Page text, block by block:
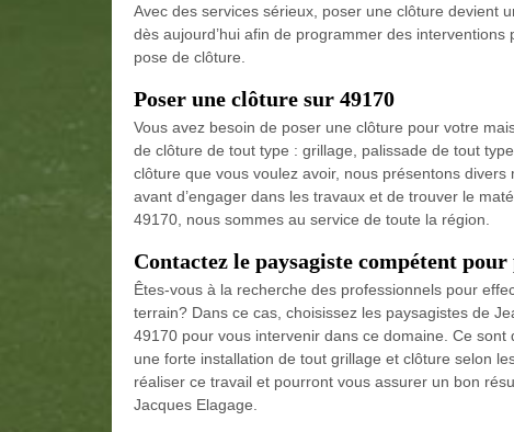
Avec des services sérieux, poser une clôture devient
dès aujourd’hui afin de programmer des
pose de clôture.
Poser une clôture sur 49170
Vous avez besoin de poser une clôture pour votre
de clôture de tout type : grillage, palissade de tout
clôture que vous voulez avoir, nous présentons
avant d’engager dans les travaux et de trouver le
49170, nous sommes au service de toute la région.
Contactez le paysagiste compétent
Êtes-vous à la recherche des professionnels pour
terrain? Dans ce cas, choisissez les paysagistes de
49170 pour vous intervenir dans ce domaine. Ce
une forte installation de tout grillage et clôture selon
réaliser ce travail et pourront vous assurer un bon
Jacques Elagage.